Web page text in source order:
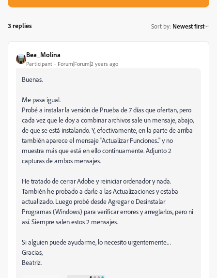
3 replies Sort by: Newest first
Bea_Molina
Participant Forum|Forum|2 years ago
Buenas.
Me pasa igual.
Probé a instalar la versión de Prueba de 7 días que ofertan, pero
cada vez que le doy a combinar archivos sale un mensaje, abajo,
de que se está instalando. Y, efectivamente, en la parte de arriba
también aparece el mensaje "Actualizar Funciones.." y no
muestra más que está en ello continuamente. Adjunto 2
capturas de ambos mensajes.
He tratado de cerrar Adobe y reiniciar ordenador y nada.
También he probado a darle a las Actualizaciones y estaba
actualizado. Luego probé desde Agregar o Desinstalar
Programas (Windows) para verificar errores y arreglarlos, pero ni
así. Siempre salen estos 2 mensajes.
Si alguien puede ayudarme, lo necesito urgentemente.. .
Gracias,
Beatriz.